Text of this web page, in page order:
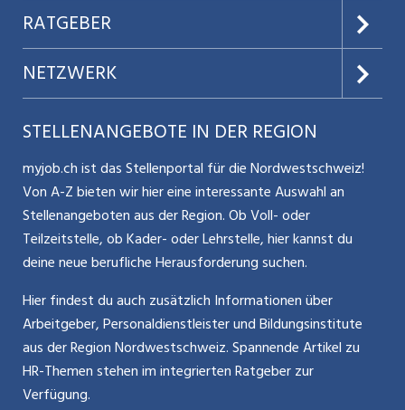
AGB
Datenschutz
Nutzungsbedingungen
Glossar
Kontakt
Impressum
Preise & Leistungen
Jobs verwalten
Benutzermanual
Bewerber-Cockpit
RATGEBER
Teilzeit / Flexible Arbeitsmodelle
Mitarbeiter 50+ / Pensionierung
Karriere allgemein
Führung
Bewerbung / Neuorientierung
NETZWERK
Aargauerzeitung.ch
CH Media
ostjob.ch
zentraljob.ch
jobbasel.ch
jobbern.ch
jobmittelland.ch
STELLENANGEBOTE IN DER REGION
myjob.ch ist das Stellenportal für die Nordwestschweiz!
Von A-Z bieten wir hier eine interessante Auswahl an
Stellenangeboten aus der Region. Ob Voll- oder
Teilzeitstelle, ob Kader- oder Lehrstelle, hier kannst du
deine neue berufliche Herausforderung suchen.
Hier findest du auch zusätzlich Informationen über
Arbeitgeber, Personaldienstleister und Bildungsinstitute
aus der Region Nordwestschweiz. Spannende Artikel zu
HR-Themen stehen im integrierten Ratgeber zur
Verfügung.